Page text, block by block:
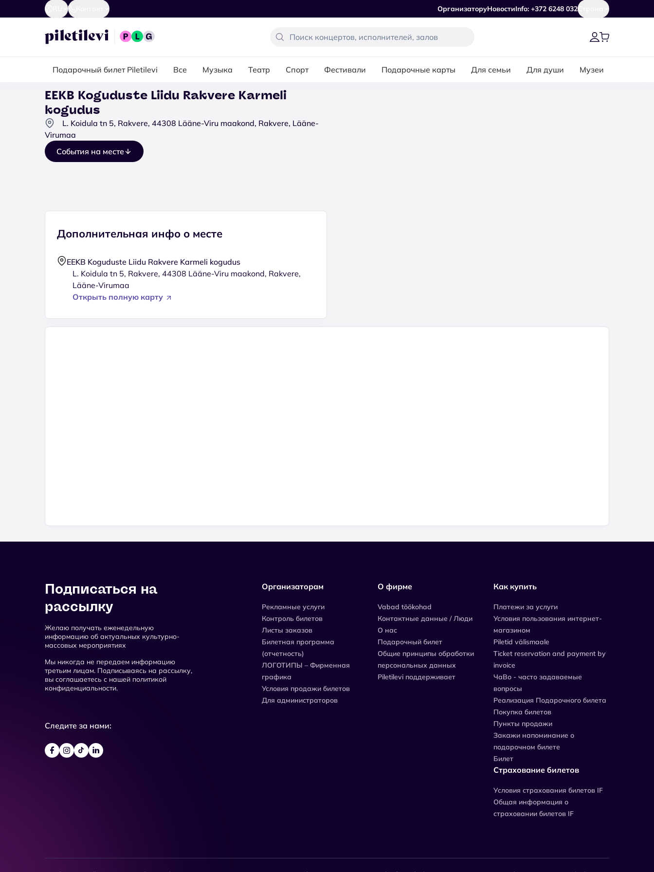
ОрганизаторуНовостиInfo: +372 6248 032Страна
Подарочный билет Piletilevi Все Музыка Театр Спорт Фестивали Подарочные карты Для семьи Для души Музеи
EEKB Koguduste Liidu Rakvere Karmeli
kogudus
L. Koidula tn 5, Rakvere, 44308 Lääne-Viru maakond, Rakvere, Lääne-
Virumaa
События на месте
Дополнительная инфо о месте
EEKB Koguduste Liidu Rakvere Karmeli kogudus
L. Koidula tn 5, Rakvere, 44308 Lääne-Viru maakond, Rakvere,
Lääne-Virumaa
Открыть полную карту
Подписаться на
рассылку
Желаю получать еженедельную
информацию об актуальных культурно-
массовых мероприятиях
Мы никогда не передаем информацию
третьим лицам. Подписываясь на рассылку,
вы соглашаетесь с нашей политикой
конфиденциальности.
Следите за нами:
Организаторам
Рекламные услуги
Контроль билетов
Листы заказов
Билетная программа
(отчетность)
ЛОГОТИПЫ – Фирменная
графика
Условия продажи билетов
Для администраторов
О фирме
Vabad töökohad
Контактные данные / Люди
О нас
Подарочный билет
Общие принципы обработки
персональных данных
Piletilevi поддерживает
Как купить
Платежи за услуги
Условия пользования интернет-
магазином
Piletid välismaale
Ticket reservation and payment by
invoice
ЧаВо - часто задаваемые
вопросы
Реализация Подарочного билета
Покупка билетов
Пункты продажи
Закажи напоминание о
подарочном билете
Билет
Страхование билетов
Уcловия страхования билетов IF
Общая информация о
страховании билетов IF